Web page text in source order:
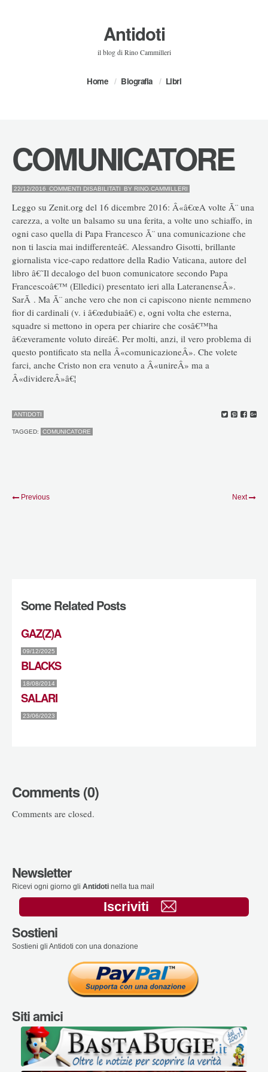
Antidoti
il blog di Rino Cammilleri
Home Biografia Libri
COMUNICATORE
22/12/2016 COMMENTI DISABILITATI SU
BY RINO.CAMMILLERI
Leggo su Zenit.org del 16 dicembre 2016: Â«â€œA volte Ã¨ una
carezza, a volte un balsamo su una ferita, a volte uno schiaffo, in
ogni caso quella di Papa Francesco Ã¨ una comunicazione che
non ti lascia mai indifferenteâ€. Alessandro Gisotti, brillante
giornalista vice-capo redattore della Radio Vaticana, autore del
libro â€˜Il decalogo del buon comunicatore secondo Papa
Francescoâ€™ (Elledici) presentato ieri alla LateranenseÂ».
SarÃ . Ma Ã¨ anche vero che non ci capiscono niente nemmeno
fior di cardinali (v. i â€œdubiaâ€) e, ogni volta che esterna,
squadre si mettono in opera per chiarire che cosâ€™ha
â€œveramente voluto direâ€. Per molti, anzi, il vero problema di
questo pontificato sta nella Â«comunicazioneÂ». Che volete
farci, anche Cristo non era venuto a Â«unireÂ» ma a
Â«dividereÂ»â€¦
ANTIDOTI
TAGGED: COMUNICATORE
Previous Next
Some Related Posts
GAZ(Z)A
09/12/2025
BLACKS
18/08/2014
SALARI
23/06/2023
Comments (0)
Comments are closed.
Newsletter
Ricevi ogni giorno gli Antidoti nella tua mail
Iscriviti
Sostieni
Sostieni gli Antidoti con una donazione
Siti amici